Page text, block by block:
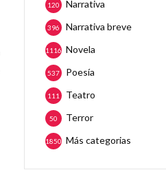
Narrativa
120
Narrativa breve
396
Novela
1116
Poesía
537
Teatro
111
Terror
50
Más categorias
1850